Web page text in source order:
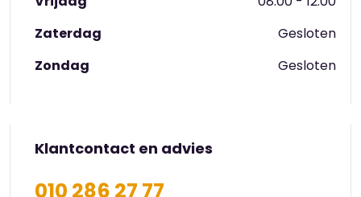
Zaterdag
Gesloten
Zondag
Gesloten
Klantcontact en advies
010 286 27 77